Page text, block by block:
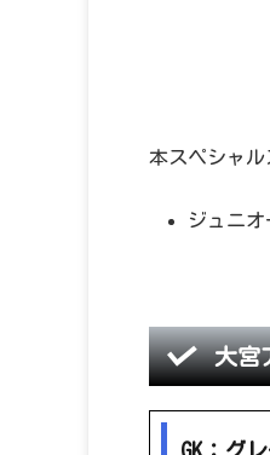
本スペシャル
ジュニ
大宮